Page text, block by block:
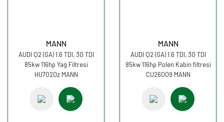
MANN
AUDI Q2 (GA) 1.6 TDI, 30 TDI
85kw 116hp Yağ Filtresi
HU7020z MANN
MANN
AUDI Q2 (GA) 1.6 TDI, 30 TDI
85kw 116hp Polen Kabin filtresi
CU26009 MANN